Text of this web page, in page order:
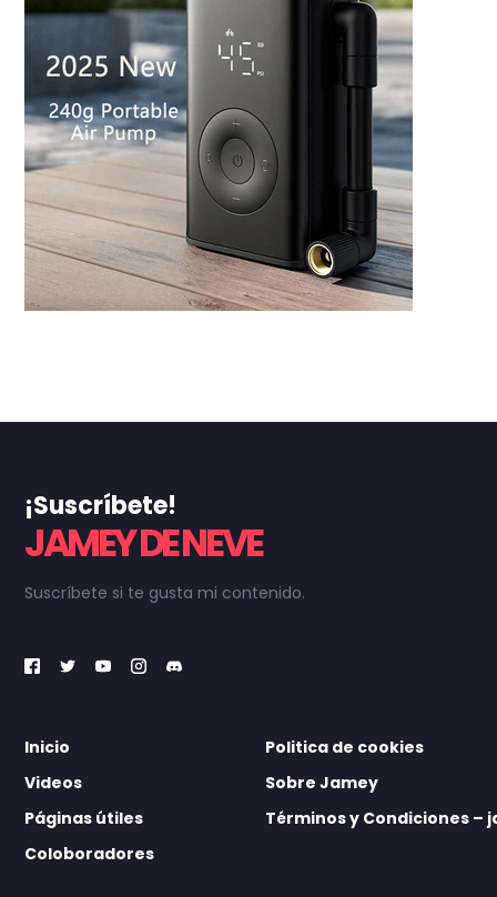
¡Suscríbete!
JAMEY DE NEVE
Suscríbete si te gusta mi contenido.
Inicio
Videos
Páginas útiles
Coloboradores
Politica de cookies
Sobre Jamey
Términos y Condiciones –